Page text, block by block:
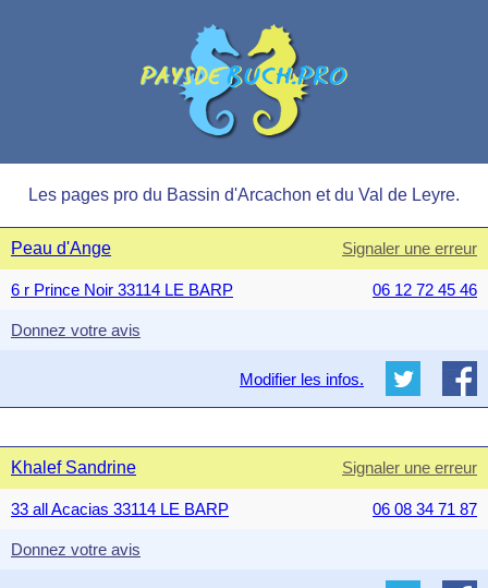
Les pages pro du Bassin d'Arcachon et du Val de Leyre.
Peau d'Ange Signaler une erreur
6 r Prince Noir 33114 LE BARP 06 12 72 45 46
Donnez votre avis
Modifier les infos.
Khalef Sandrine Signaler une erreur
33 all Acacias 33114 LE BARP 06 08 34 71 87
Donnez votre avis